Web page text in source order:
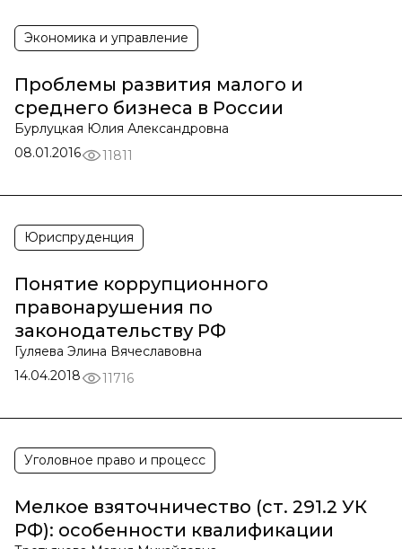
Экономика и управление
Проблемы развития малого и
среднего бизнеса в России
Бурлуцкая Юлия Александровна
08.01.2016
11811
Юриспруденция
Понятие коррупционного
правонарушения по
законодательству РФ
Гуляева Элина Вячеславовна
14.04.2018
11716
Уголовное право и процесс
Мелкое взяточничество (ст. 291.2 УК
РФ): особенности квалификации